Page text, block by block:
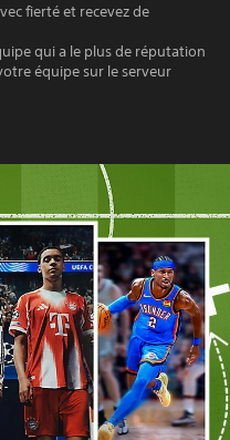
fierté et recevez de
qui a le plus de réputation
équipe sur le serveur